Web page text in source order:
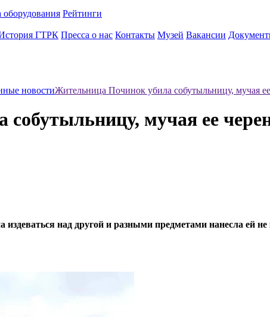
оборудования Рейтинги
ГТРК Пресса о нас Контакты Музей Вакансии
новостиЖительница Починок убила собутыльницу, мучая
мучая ее
над другой и разными предметами нанесла ей